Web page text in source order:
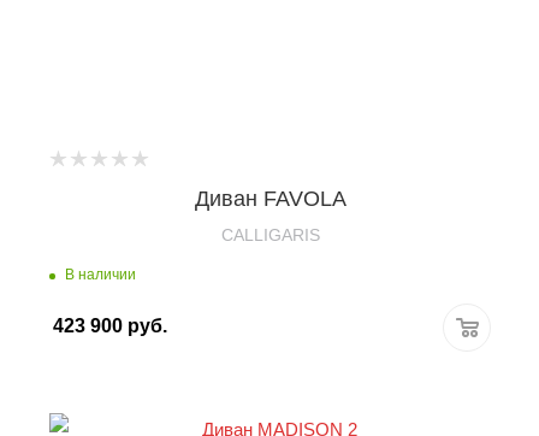
Диван FAVOLA
CALLIGARIS
В наличии
423 900 руб.